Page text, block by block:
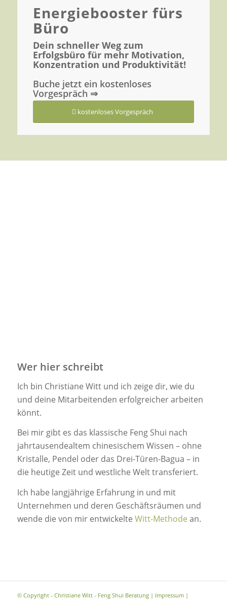
Energiebooster fürs
Büro
Dein schneller Weg zum
Erfolgsbüro für mehr Motivation,
Konzentration und Produktivität!
Buche jetzt ein kostenloses
Vorgespräch ⇒
kostenloses Vorgespräch
Wer hier schreibt
Ich bin Christiane Witt und ich zeige dir, wie du
und deine Mitarbeitenden erfolgreicher arbeiten
könnt.
Bei mir gibt es das klassische Feng Shui nach
jahrtausendealtem chinesischem Wissen – ohne
Kristalle, Pendel oder das Drei-Türen-Bagua – in
die heutige Zeit und westliche Welt transferiert.
Ich habe langjährige Erfahrung in und mit
Unternehmen und deren Geschäftsräumen und
wende die von mir entwickelte Witt-Methode an.
© Copyright - Christiane Witt - Feng Shui Beratung | Impressum|